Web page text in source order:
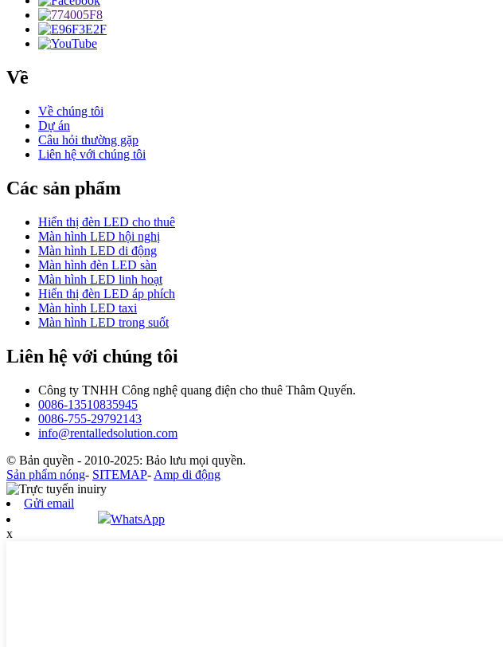
Về
Về chúng tôi
Dự án
Câu hỏi thường gặp
Liên hệ với chúng tôi
Các sản phẩm
Hiển thị đèn LED cho thuê
Màn hình LED hội nghị
Màn hình LED di động
Màn hình đèn LED sàn
Màn hình LED linh hoạt
Hiển thị đèn LED áp phích
Màn hình LED taxi
Màn hình LED trong suốt
Liên hệ với chúng tôi
Công ty TNHH Công nghệ quang điện cho thuê Thâm Quyến.
0086-13510835945
0086-755-29792143
info@rentalledsolution.com
© Bản quyền - 2010-2025: Bảo lưu mọi quyền.
Sản phẩm nóng- SITEMAP- Amp di động
Gửi email
WhatsApp
x